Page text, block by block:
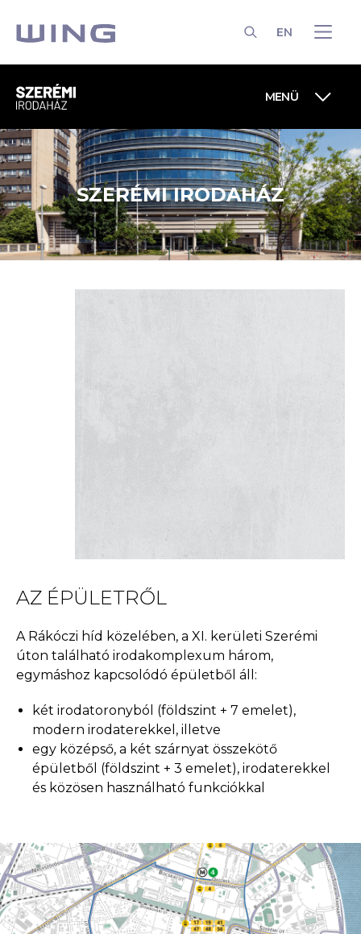
EN
MENÜ
SZERÉMI IRODAHÁZ
AZ ÉPÜLETRŐL
A Rákóczi híd közelében, a XI. kerületi Szerémi
úton található irodakomplexum három,
egymáshoz kapcsolódó épületből áll:
két irodatoronyból (földszint + 7 emelet),
modern irodaterekkel, illetve
egy középső, a két szárnyat összekötő
épületből (földszint + 3 emelet), irodaterekkel
és közösen használható funkciókkal